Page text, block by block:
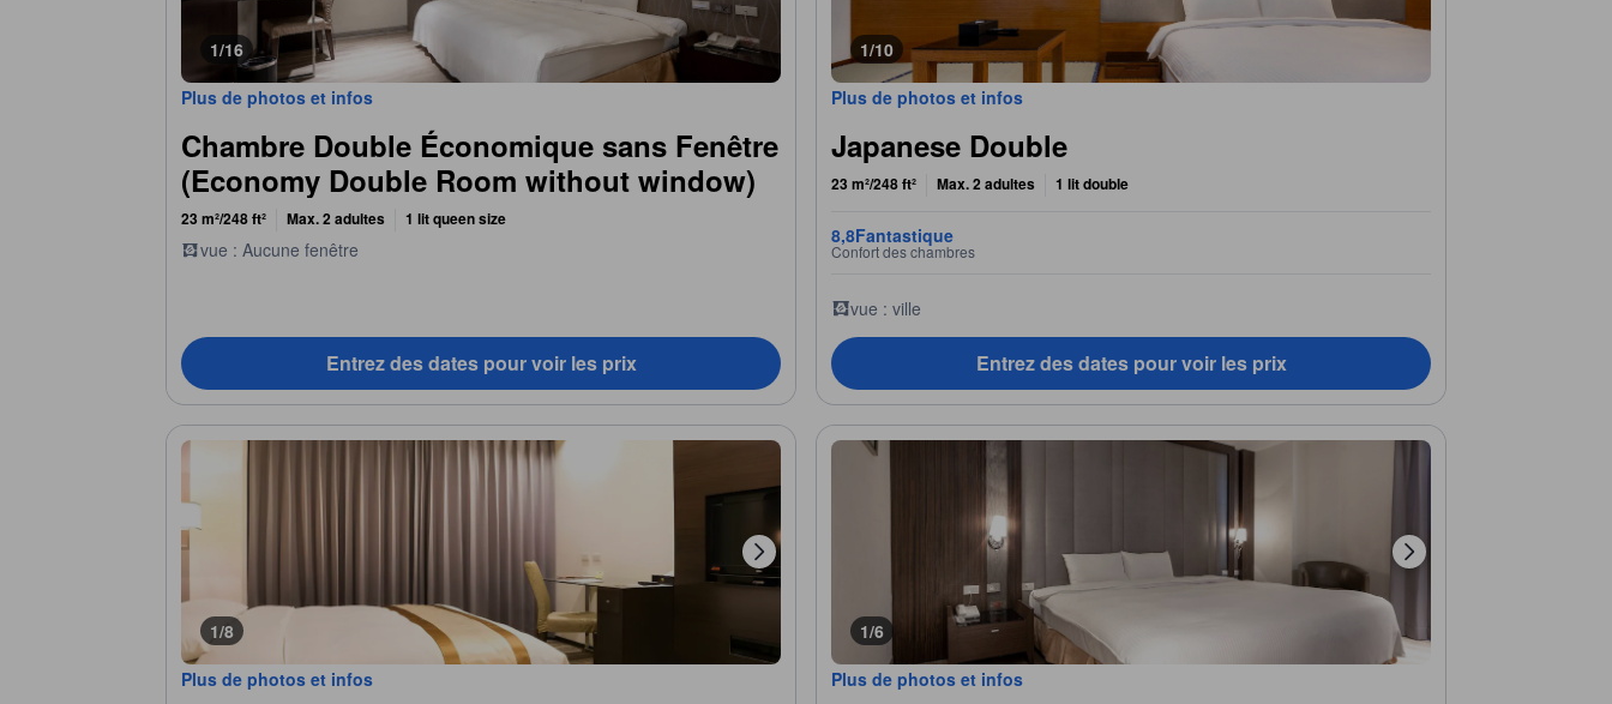
1/16
Plus de photos et infos
Chambre Double Économique sans Fenêtre
(Economy Double Room without window)
23 m²/248 ft² Max. 2 adultes 1 lit queen size
vue : Aucune fenêtre
Entrez des dates pour voir les prix
1/10
Plus de photos et infos
Japanese Double
23 m²/248 ft² Max. 2 adultes 1 lit double
8,8Fantastique
Confort des chambres
vue : ville
Entrez des dates pour voir les prix
1/8
Plus de photos et infos
1/6
Plus de photos et infos